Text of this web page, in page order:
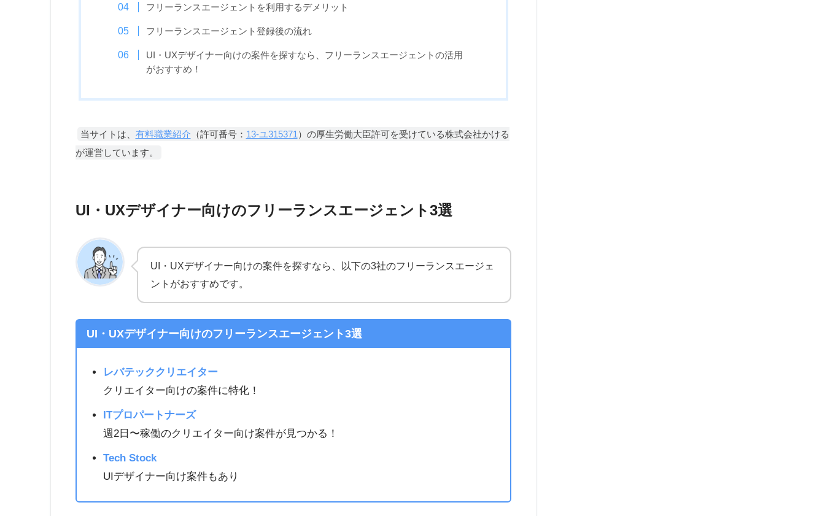
フリーランスエージェントを利用するデメリット
フリーランスエージェント登録後の流れ
UI・UXデザイナー向けの案件を探すなら、フリーランスエージェントの活用
がおすすめ！
当サイトは、 有料職業紹介 （許可番号： 13-ユ315371 ）の厚生労働大臣許可を受けている株式会社かける
が運営しています。
UI・UXデザイナー向けのフリーランスエージェント3選
UI・UXデザイナー向けの案件を探すなら、以下の3社のフリーランスエージェ
ントがおすすめです。
UI・UXデザイナー向けのフリーランスエージェント3選
レバテッククリエイター
クリエイター向けの案件に特化！
ITプロパートナーズ
週2日〜稼働のクリエイター向け案件が見つかる！
Tech Stock
UIデザイナー向け案件もあり